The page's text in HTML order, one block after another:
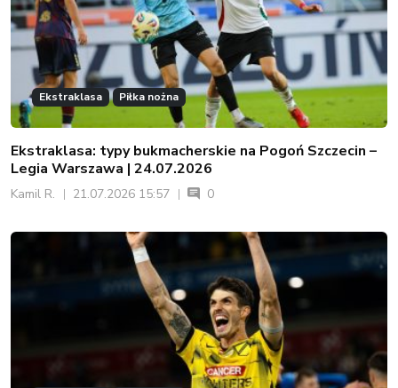
Ekstraklasa Piłka nożna
Ekstraklasa: typy bukmacherskie na Pogoń Szczecin –
Legia Warszawa | 24.07.2026
Kamil R. 21.07.2026 15:57 0